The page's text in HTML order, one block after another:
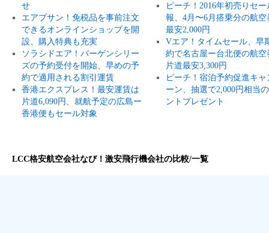
せ
エアプサン！免税品を事前注文
できるオンラインショップを開
設、購入特典も充実
ソラシドエア！バーゲンシリー
ズの予約受付を開始、早めの予
約で適用される割引運賃
香港エクスプレス！最安運賃は
片道6,090円、就航予定の広島ー
香港便もセール対象
ピーチ！2016年初売りセー
報、4月〜6月搭乗分の航空
最安2,000円
Vエア！タイムセール、早
約で名古屋ー台北便の航空
片道最安3,300円
ピーチ！宿泊予約促進キャ
ーン、抽選で2,000円相当
ントプレゼント
LCC格安航空会社なび！激安飛行機会社の比較/一覧